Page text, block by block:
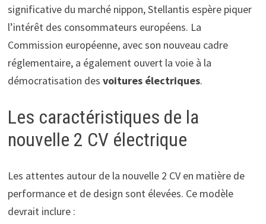
significative du marché nippon, Stellantis espère piquer
l’intérêt des consommateurs européens. La
Commission européenne, avec son nouveau cadre
réglementaire, a également ouvert la voie à la
démocratisation des voitures électriques.
Les caractéristiques de la
nouvelle 2 CV électrique
Les attentes autour de la nouvelle 2 CV en matière de
performance et de design sont élevées. Ce modèle
devrait inclure :